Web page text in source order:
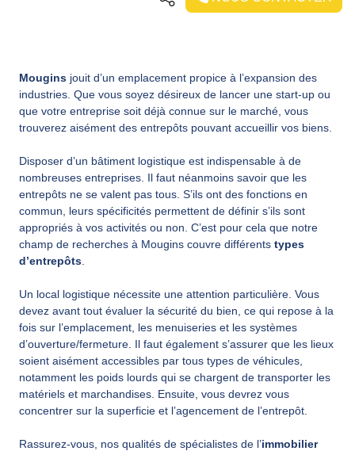
Mougins jouit d’un emplacement propice à l’expansion des
industries. Que vous soyez désireux de lancer une start-up ou
que votre entreprise soit déjà connue sur le marché, vous
trouverez aisément des entrepôts pouvant accueillir vos biens.
Disposer d’un bâtiment logistique est indispensable à de
nombreuses entreprises. Il faut néanmoins savoir que les
entrepôts ne se valent pas tous. S’ils ont des fonctions en
commun, leurs spécificités permettent de définir s’ils sont
appropriés à vos activités ou non. C’est pour cela que notre
champ de recherches à Mougins couvre différents types
d’entrepôts
Un local logistique nécessite une attention particulière. Vous
devez avant tout évaluer la sécurité du bien, ce qui repose à la
fois sur l’emplacement, les menuiseries et les systèmes
d’ouverture/fermeture. Il faut également s’assurer que les lieux
soient aisément accessibles par tous types de véhicules,
notamment les poids lourds qui se chargent de transporter les
matériels et marchandises. Ensuite, vous devrez vous
concentrer sur la superficie et l’agencement de l’entrepôt.
Rassurez-vous, nos qualités de spécialistes de l’immobilier